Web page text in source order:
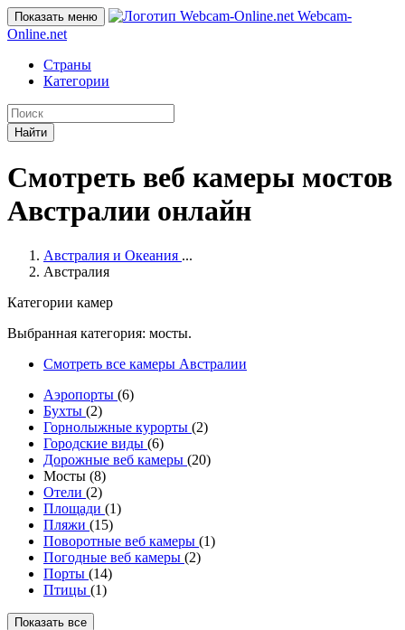
Показать меню
Webcam-
Online.net
Страны
Категории
Найти
Смотреть веб камеры мостов
Австралии онлайн
Австралия и Океания ...
Австралия
Категории камер
Выбранная категория: мосты.
Смотреть все камеры Австралии
Аэропорты (6)
Бухты (2)
Горнолыжные курорты (2)
Городские виды (6)
Дорожные веб камеры (20)
Мосты (8)
Отели (2)
Площади (1)
Пляжи (15)
Поворотные веб камеры (1)
Погодные веб камеры (2)
Порты (14)
Птицы (1)
Показать все